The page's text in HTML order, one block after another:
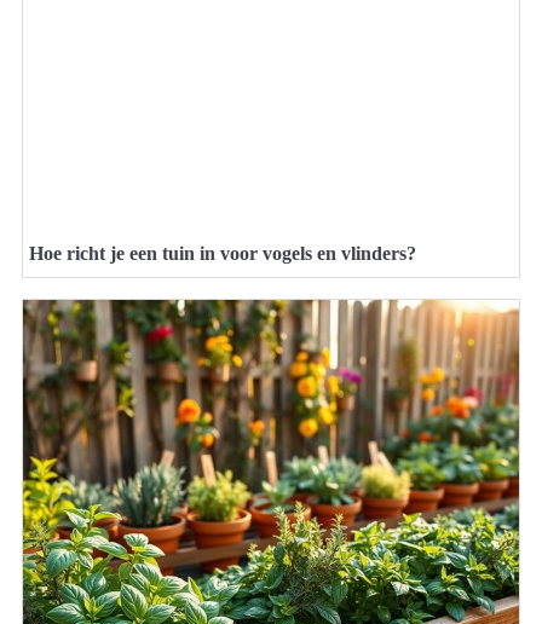
Hoe richt je een tuin in voor vogels en vlinders?